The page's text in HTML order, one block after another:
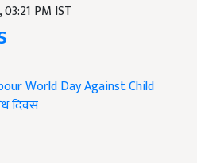
PM IST
World Day Against Child
दिवस